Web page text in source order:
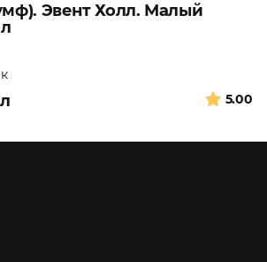
Эвент Холл. Малый
5.00